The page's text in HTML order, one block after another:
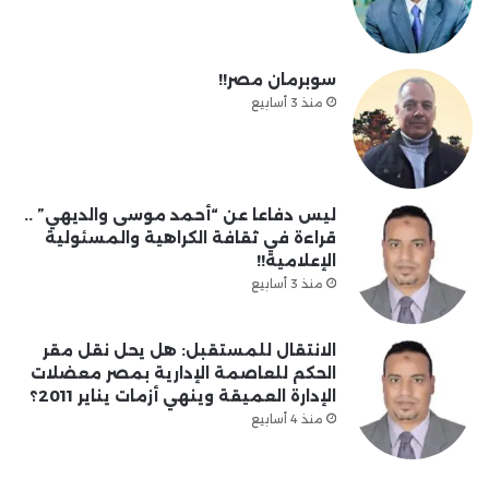
سوبرمان مصر!!
منذ 3 أسابيع
ليس دفاعا عن “أحمد موسى والديهي” ..
قراءة في ثقافة الكراهية والمسئولية
الإعلامية!!
منذ 3 أسابيع
الانتقال للمستقبل: هل يحل نقل مقر
الحكم للعاصمة الإدارية بمصر معضلات
الإدارة العميقة وينهي أزمات يناير 2011؟
منذ 4 أسابيع